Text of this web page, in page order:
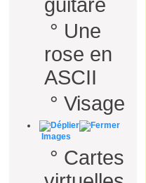
guitare
° Une
rose en
ASCII
° Visage
Images
° Cartes